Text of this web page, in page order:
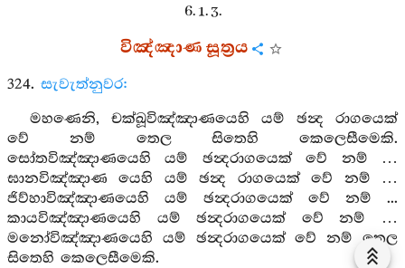
6. 1. 3.
විඤ්ඤාණ සූත්‍රය
324. සැවැත්නුවර:
මහණෙනි, චක්ඛූවිඤ්ඤාණයෙහි යම් ඡන්‍ද රාගයෙක්
වේ නම් තෙල සිතෙහි කෙලෙසීමෙකි.
සෝතවිඤ්ඤාණයෙහි යම් ඡන්‍දරාගයෙක් වේ නම් …
ඝානවිඤ්ඤාණ යෙහි යම් ඡන්‍ද රාගයෙක් වේ නම් …
ජිව්හාවිඤ්ඤාණයෙහි යම් ඡන්‍දරාගයෙක් වේ නම් ...
කායවිඤ්ඤාණයෙහි යම් ඡන්‍දරාගයෙක් වේ නම් …
මනෝවිඤ්ඤාණයෙහි යම් ඡන්‍දරාගයෙක් වේ නම් තෙල
සිතෙහි කෙලෙසීමෙකි.